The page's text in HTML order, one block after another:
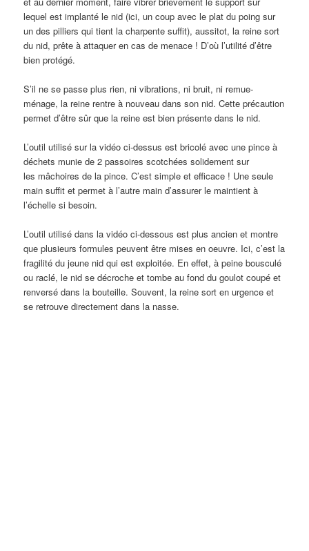
lequel est implanté le nid (ici, un coup avec le plat du poing sur
un des pilliers qui tient la charpente suffit), aussitot, la reine sort
du nid, prête à attaquer en cas de menace ! D’où l’utilité d’être
bien protégé.
S’il ne se passe plus rien, ni vibrations, ni bruit, ni remue-
ménage, la reine rentre à nouveau dans son nid. Cette précaution
permet d’être sûr que la reine est bien présente dans le nid.
L’outil utilisé sur la vidéo ci-dessus est bricolé avec une pince à
déchets munie de 2 passoires scotchées solidement sur
les mâchoires de la pince. C’est simple et efficace ! Une seule
main suffit et permet à l’autre main d’assurer le maintient à
l’échelle si besoin.
L’outil utilisé dans la vidéo ci-dessous est plus ancien et montre
que plusieurs formules peuvent être mises en oeuvre. Ici, c’est la
fragilité du jeune nid qui est exploitée. En effet, à peine bousculé
ou raclé, le nid se décroche et tombe au fond du goulot coupé et
renversé dans la bouteille. Souvent, la reine sort en urgence et
se retrouve directement dans la nasse.